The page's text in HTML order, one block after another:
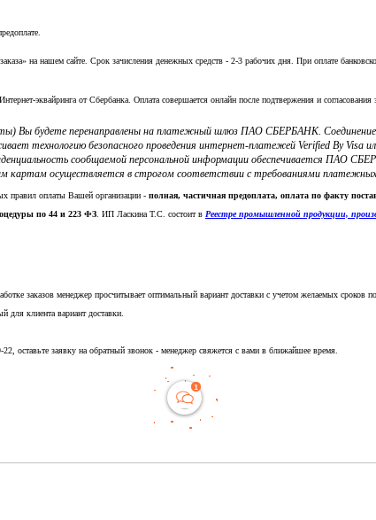
на нашем сайте. Срок зачисления денежных средств - 2-3 рабочих дня. При оплате
эквайринга от Сбербанка. Оплата совершается онлайн после подтвержения и
Вы будете перенаправлены на платежный шлюз ПАО СБЕРБАНК.
технологию безопасного проведения интернет-платежей Verified By
сообщаемой персональной информации обеспечивается ПАО
картам осуществляется в строгом соответствии с требованиями
правил оплаты Вашей организации - полная, частичная предоплата, оплата по факту
по 44 и 223 ФЗ . ИП Ласкина Т.С. состоит в Реестре промышленной продукции,
заказов менеджер просчитывает оптимальный вариант доставки с учетом желаемых сроков
для клиента вариант доставки.
оставьте заявку на обратный звонок - менеджер свяжется с вами в ближайшее время.